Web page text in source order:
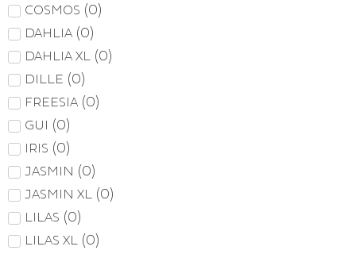
COSMOS (0)
DAHLIA (0)
DAHLIA XL (0)
DILLE (0)
FREESIA (0)
GUI (0)
IRIS (0)
JASMIN (0)
JASMIN XL (0)
LILAS (0)
LILAS XL (0)